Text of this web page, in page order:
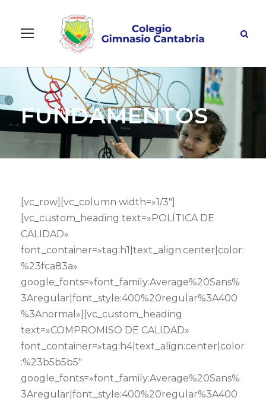
FUNDAMENTOS
[vc_row][vc_column width=»1/3″]
[vc_custom_heading text=»POLÍTICA DE
CALIDAD»
font_container=»tag:h1|text_align:center|color:
%23fca83a»
google_fonts=»font_family:Average%20Sans%
3Aregular|font_style:400%20regular%3A400
%3Anormal»][vc_custom_heading
text=»COMPROMISO DE CALIDAD»
font_container=»tag:h4|text_align:center|color
:%23b5b5b5″
google_fonts=»font_family:Average%20Sans%
3Aregular|font_style:400%20regular%3A400